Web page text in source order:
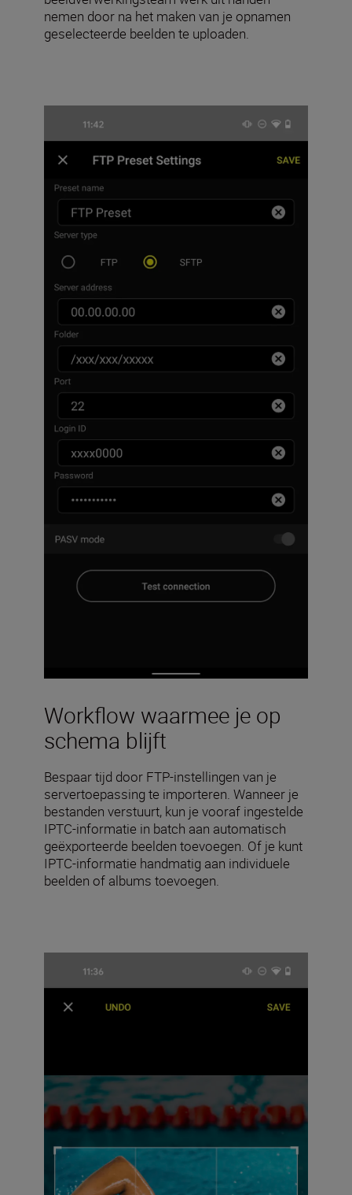
nemen door na het maken van je opnamen
geselecteerde beelden te uploaden.
Workflow waarmee je op
schema blijft
Bespaar tijd door FTP-instellingen van je
servertoepassing te importeren. Wanneer je
bestanden verstuurt, kun je vooraf ingestelde
IPTC-informatie in batch aan automatisch
geëxporteerde beelden toevoegen. Of je kunt
IPTC-informatie handmatig aan individuele
beelden of albums toevoegen.